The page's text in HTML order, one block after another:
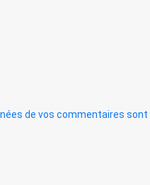
de vos commentaires